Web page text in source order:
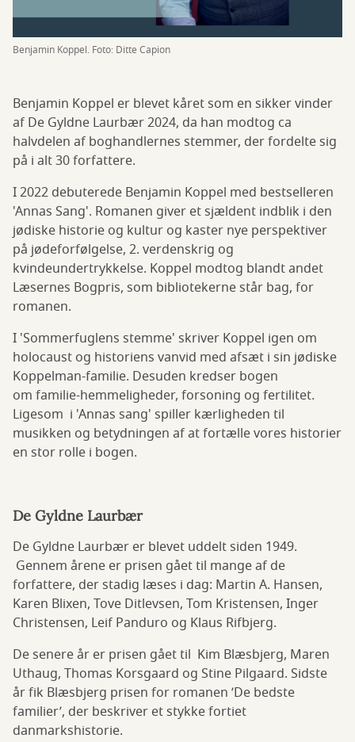
Benjamin Koppel. Foto: Ditte Capion
Benjamin Koppel er blevet kåret som en sikker vinder
af De Gyldne Laurbær 2024, da han modtog ca
halvdelen af boghandlernes stemmer, der fordelte sig
på i alt 30 forfattere.
I 2022 debuterede Benjamin Koppel med bestselleren
'Annas Sang'. Romanen giver et sjældent indblik i den
jødiske historie og kultur og kaster nye perspektiver
på jødeforfølgelse, 2. verdenskrig og
kvindeundertrykkelse. Koppel modtog blandt andet
Læsernes Bogpris, som bibliotekerne står bag, for
romanen.
I 'Sommerfuglens stemme' skriver Koppel igen om
holocaust og historiens vanvid med afsæt i sin jødiske
Koppelman-familie. Desuden kredser bogen
om familie-hemmeligheder, forsoning og fertilitet.
Ligesom i 'Annas sang' spiller kærligheden til
musikken og betydningen af at fortælle vores historier
en stor rolle i bogen.
De Gyldne Laurbær
De Gyldne Laurbær er blevet uddelt siden 1949.
Gennem årene er prisen gået til mange af de
forfattere, der stadig læses i dag: Martin A. Hansen,
Karen Blixen, Tove Ditlevsen, Tom Kristensen, Inger
Christensen, Leif Panduro og Klaus Rifbjerg.
De senere år er prisen gået til Kim Blæsbjerg, Maren
Uthaug, Thomas Korsgaard og Stine Pilgaard. Sidste
år fik Blæsbjerg prisen for romanen ’De bedste
familier’, der beskriver et stykke fortiet
danmarkshistorie.